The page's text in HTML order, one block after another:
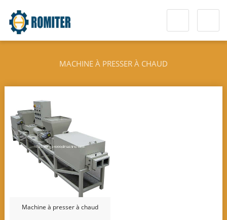
MACHINE À PRESSER À CHAUD
Machine à presser à chaud